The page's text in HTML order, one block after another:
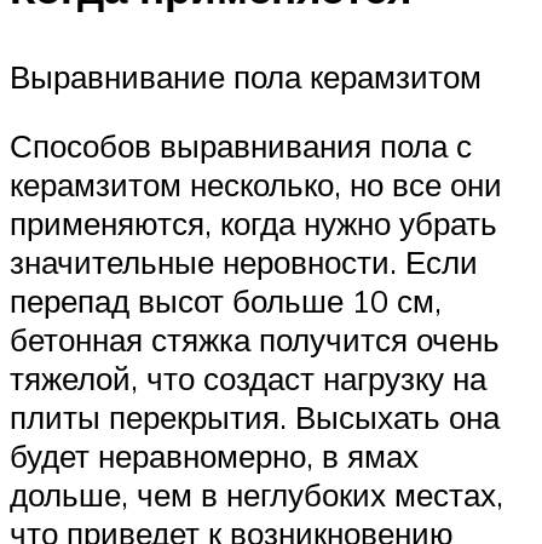
Выравнивание пола керамзитом
Способов выравнивания пола с
керамзитом несколько, но все они
применяются, когда нужно убрать
значительные неровности. Если
перепад высот больше 10 см,
бетонная стяжка получится очень
тяжелой, что создаст нагрузку на
плиты перекрытия. Высыхать она
будет неравномерно, в ямах
дольше, чем в неглубоких местах,
что приведет к возникновению